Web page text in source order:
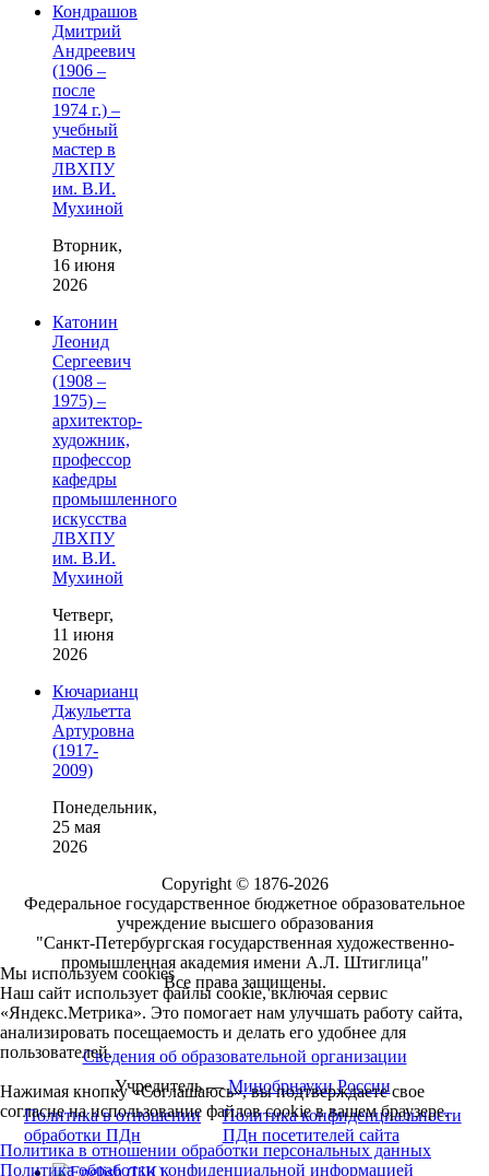
Кондрашов
Дмитрий
Андреевич
(1906 –
после
1974 г.) –
учебный
мастер в
ЛВХПУ
им. В.И.
Мухиной
Вторник,
16 июня
2026
Катонин
Леонид
Сергеевич
(1908 –
1975) –
архитектор-
художник,
профессор
кафедры
промышленного
искусства
ЛВХПУ
им. В.И.
Мухиной
Четверг,
11 июня
2026
Кючарианц
Джульетта
Артуровна
(1917-
2009)
Понедельник,
25 мая
2026
Copyright © 1876-2026
Федеральное государственное бюджетное образовательное
учреждение высшего образования
"Санкт-Петербургская государственная художественно-
промышленная академия имени А.Л. Штиглица"
Все права защищены.
Сведения об образовательной организации
Учредитель —Минобрнауки России
Политика в отношении
обработки ПДн
Политика конфиденциальности
ПДн посетителей сайта
Мы используем cookies
Наш сайт использует файлы cookie, включая сервис
«Яндекс.Метрика». Это помогает нам улучшать работу сайта,
анализировать посещаемость и делать его удобнее для
пользователей.
Нажимая кнопку «Соглашаюсь», вы подтверждаете свое
согласие на использование файлов cookie в вашем браузере.
Политика в отношении обработки персональных данных
Политика обработки конфиденциальной информацией